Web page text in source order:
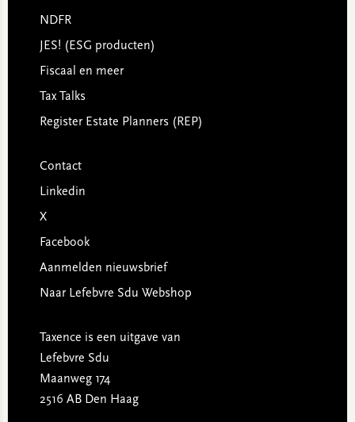
NDFR
JES! (ESG producten)
Fiscaal en meer
Tax Talks
Register Estate Planners (REP)
Contact
Linkedin
X
Facebook
Aanmelden nieuwsbrief
Naar Lefebvre Sdu Webshop
Taxence is een uitgave van
Lefebvre Sdu
Maanweg 174
2516 AB Den Haag